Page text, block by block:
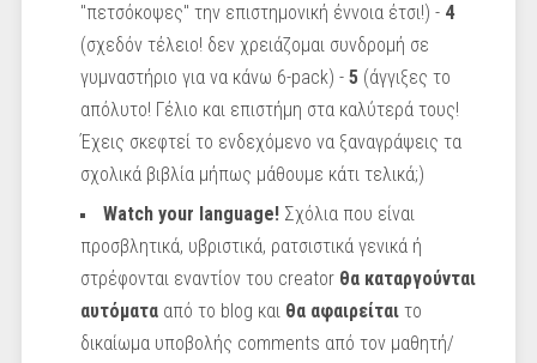
"πετσόκοψες" την επιστημονική έννοια έτσι!) - 4
(σχεδόν τέλειο! δεν χρειάζομαι συνδρομή σε
γυμναστήριο για να κάνω 6-pack) - 5 (άγγιξες το
απόλυτο! Γέλιο και επιστήμη στα καλύτερά τους!
Έχεις σκεφτεί το ενδεχόμενο να ξαναγράψεις τα
σχολικά βιβλία μήπως μάθουμε κάτι τελικά;)
Watch your language! Σχόλια που είναι
προσβλητικά, υβριστικά, ρατσιστικά γενικά ή
στρέφονται εναντίον του creator θα καταργούνται
αυτόματααπό το blog και θα αφαιρείταιτο
δικαίωμα υποβολής comments από τον μαθητή/